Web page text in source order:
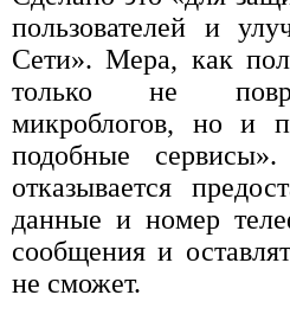
пользователей и
Сети». Мера, как
только не
микроблогов, но и
подобные
отказывается
данные и номер
сообщения и
не сможет.